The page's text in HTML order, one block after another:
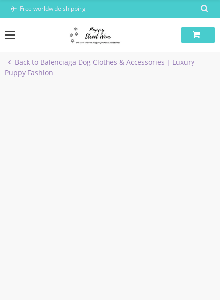
Skip
Free worldwide shipping
Back to Balenciaga Dog Clothes & Accessories | Luxury
Puppy Fashion